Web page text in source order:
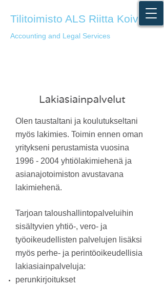
Tilitoimisto ALS Riitta Koivisto
Accounting and Legal Services
Lakiasiainpalvelut
Olen taustaltani ja koulutukseltani
myös lakimies. Toimin ennen oman
yritykseni perustamista vuosina
1996 - 2004 yhtiölakimiehenä ja
asianajotoimiston avustavana
lakimiehenä.
Tarjoan taloushallintopalveluihin
sisältyvien yhtiö-, vero- ja
työoikeudellisten palvelujen lisäksi
myös perhe- ja perintöoikeudellisia
lakiasiainpalveluja:
perunkirjoitukset